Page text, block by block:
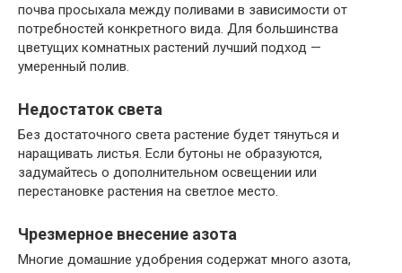
почва просыхала между поливами в зависимости от
потребностей конкретного вида. Для большинства
цветущих комнатных растений лучший подход —
умеренный полив.
Недостаток света
Без достаточного света растение будет тянуться и
наращивать листья. Если бутоны не образуются,
задумайтесь о дополнительном освещении или
перестановке растения на светлое место.
Чрезмерное внесение азота
Многие домашние удобрения содержат много азота,